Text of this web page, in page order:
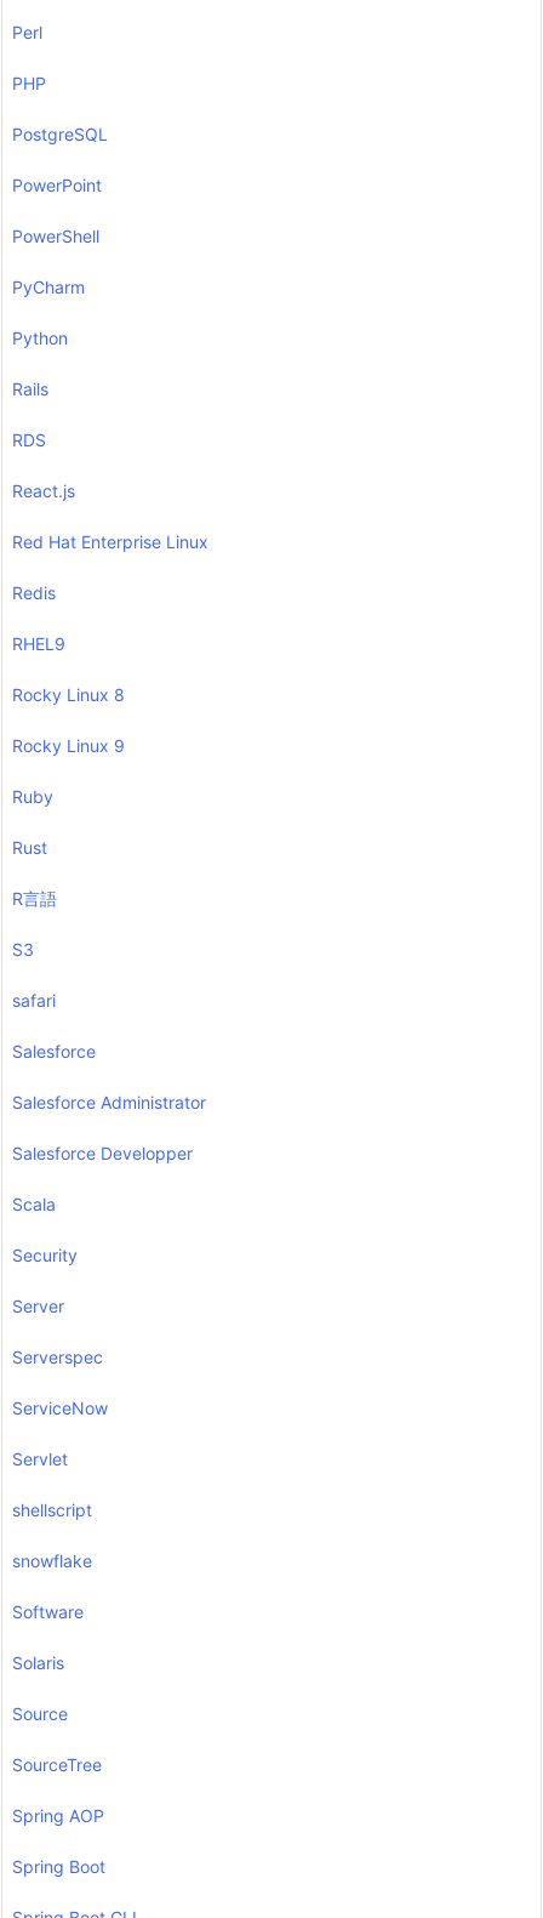
Perl
PHP
PostgreSQL
PowerPoint
PowerShell
PyCharm
Python
Rails
RDS
React.js
Red Hat Enterprise Linux
Redis
RHEL9
Rocky Linux 8
Rocky Linux 9
Ruby
Rust
R言語
S3
safari
Salesforce
Salesforce Administrator
Salesforce Developper
Scala
Security
Server
Serverspec
ServiceNow
Servlet
shellscript
snowflake
Software
Solaris
Source
SourceTree
Spring AOP
Spring Boot